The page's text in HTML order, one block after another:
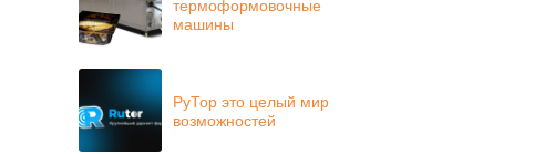
термоформовочные
машины
РуТор это целый мир
возможностей